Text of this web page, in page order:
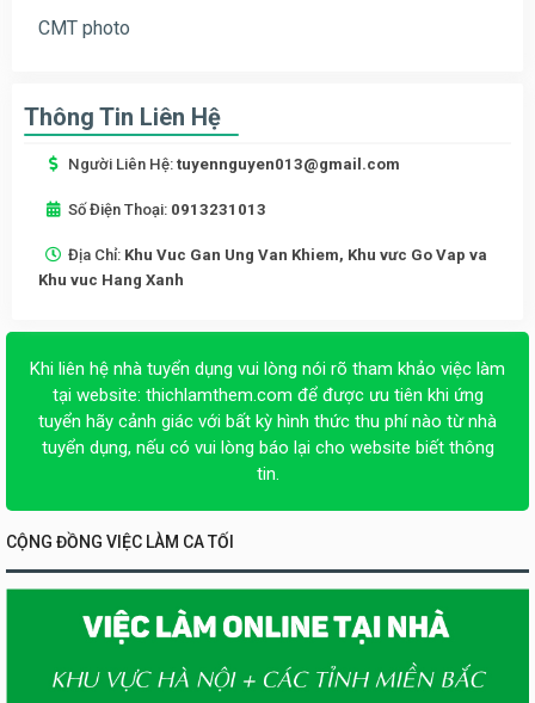
CMT photo
Thông Tin Liên Hệ
Người Liên Hệ: tuyennguyen013@gmail.com
Số Điện Thoại: 0913231013
Địa Chỉ: Khu Vuc Gan Ung Van Khiem, Khu vưc Go Vap va
Khu vuc Hang Xanh
Khi liên hệ nhà tuyển dụng vui lòng nói rõ tham khảo việc làm
tại website: thichlamthem.com để được ưu tiên khi ứng
tuyển hãy cảnh giác với bất kỳ hình thức thu phí nào từ nhà
tuyển dụng, nếu có vui lòng báo lại cho website biết thông
tin.
CỘNG ĐỒNG VIỆC LÀM CA TỐI